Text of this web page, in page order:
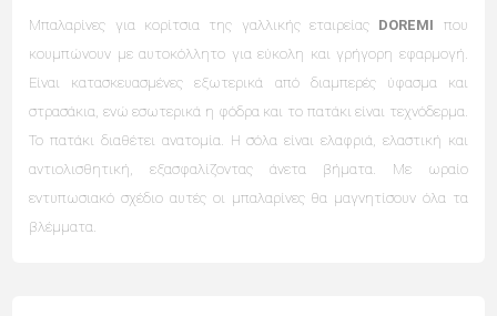
Μπαλαρίνες για κορίτσια της γαλλικής εταιρείας DOREMI που
κουμπώνουν με αυτοκόλλητο για εύκολη και γρήγορη εφαρμογή.
Είναι κατασκευασμένες εξωτερικά από διαμπερές ύφασμα και
στρασάκια, ενώ εσωτερικά η φόδρα και το πατάκι είναι τεχνόδερμα.
Το πατάκι διαθέτει ανατομία. Η σόλα είναι ελαφριά, ελαστική και
αντιολισθητική, εξασφαλίζοντας άνετα βήματα. Με ωραίο
εντυπωσιακό σχέδιο αυτές οι μπαλαρίνες θα μαγνητίσουν όλα τα
βλέμματα.